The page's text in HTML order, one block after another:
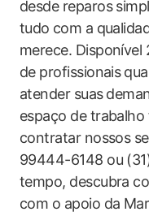
desde ‌reparos
tudo ⁢com a‍
merece. Disponível
de profissionais
atender suas
espaço de
contratar nossos
99444-6148 ou‍
tempo, descubra
com o apoio da